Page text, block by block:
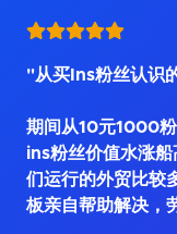
"从买Ins粉丝认识
期间从10元1000
ins粉丝价值水涨
们运行的外贸比较
板亲自帮助解决，